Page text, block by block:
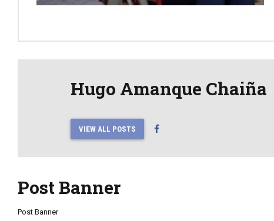
Hugo Amanque Chaiña
VIEW ALL POSTS
Post Banner
Post Banner